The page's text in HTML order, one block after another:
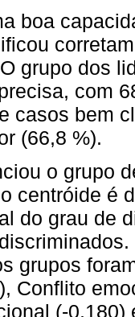
boa
grupo dos
com
casos bem
(66,8 %).
o grupo
centróide é
do grau de
grupos
Conflito
(-